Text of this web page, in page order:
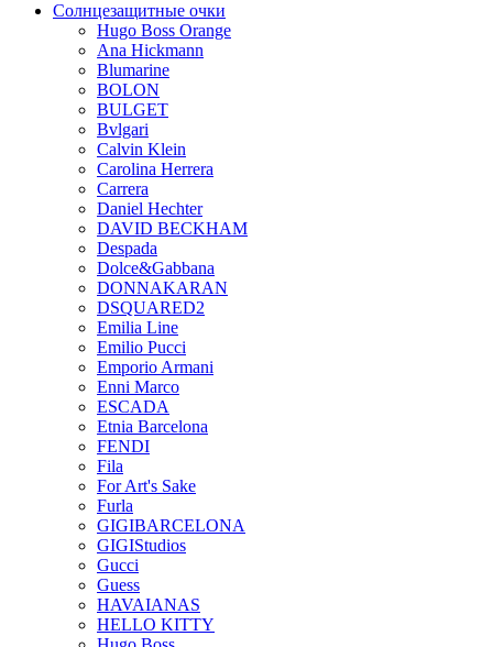
Солнцезащитные очки
Hugo Boss Orange
Ana Hickmann
Blumarine
BOLON
BULGET
Bvlgari
Calvin Klein
Carolina Herrera
Carrera
Daniel Hechter
DAVID BECKHAM
Despada
Dolce&Gabbana
DONNAKARAN
DSQUARED2
Emilia Line
Emilio Pucci
Emporio Armani
Enni Marco
ESCADA
Etnia Barcelona
FENDI
Fila
For Art's Sake
Furla
GIGIBARCELONA
GIGIStudios
Gucci
Guess
HAVAIANAS
HELLO KITTY